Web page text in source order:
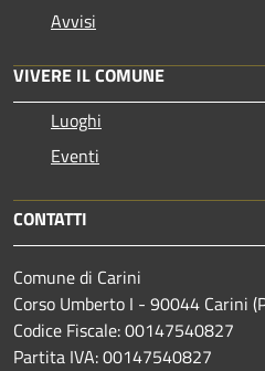
Avvisi
VIVERE IL COMUNE
Luoghi
Eventi
CONTATTI
Comune di Carini
Corso Umberto I - 90044 Carini
Codice Fiscale: 00147540827
Partita IVA: 00147540827